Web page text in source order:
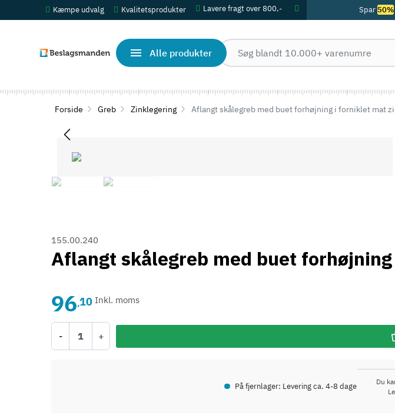
Kæmpe udvalg Kvalitetsprodukter Lavere fragt over 800,- Spar 50%
Alle produkter
Forside Greb Zinklegering Aflangt skålegreb med buet forhøjning i forniklet mat
155.00.240
Aflangt skålegreb med buet
96,10 Inkl. moms
- +
• På fjernlager: Levering ca. 4-8 dage
Du